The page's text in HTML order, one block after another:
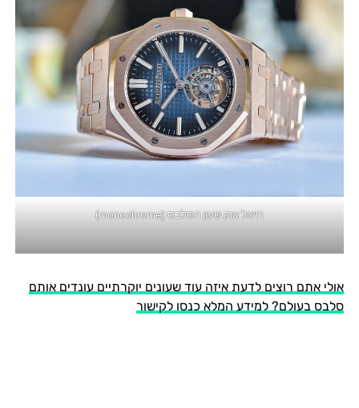
רויאל אוק שעון הסלבס (monochrome)
אולי אתם רוצים לדעת איזה עוד שעונים יוקרתיים עונדים אותם
סלבס בעולם? למידע המלא כנסו לקישור